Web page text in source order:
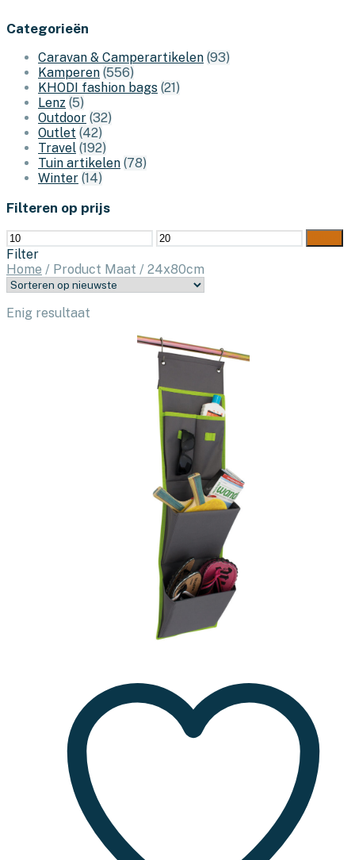
Categorieën
Caravan & Camperartikelen (93)
Kamperen (556)
KHODI fashion bags (21)
Lenz (5)
Outdoor (32)
Outlet (42)
Travel (192)
Tuin artikelen (78)
Winter (14)
Filteren op prijs
Min.
prijs
Max.
prijs
Filter
Home / Product Maat / 24x80cm
Enig resultaat